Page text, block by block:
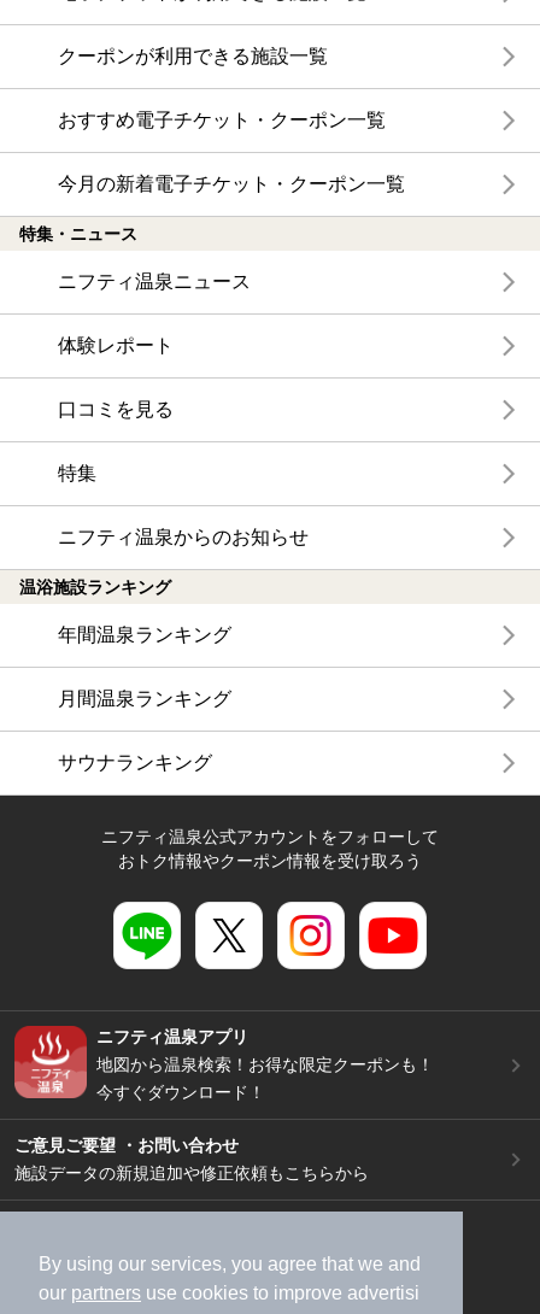
By using our services, you agree that we and
our partners use cookies to improve advertisi
クーポンが利用できる施設一覧
おすすめ電子チケット・クーポン一覧
今月の新着電子チケット・クーポン一覧
特集・ニュース
ニフティ温泉ニュース
体験レポート
口コミを見る
特集
ニフティ温泉からのお知らせ
温浴施設ランキング
年間温泉ランキング
月間温泉ランキング
サウナランキング
ニフティ温泉公式アカウントをフォローして
おトク情報やクーポン情報を受け取ろう
ニフティ温泉アプリ
地図から温泉検索！お得な限定クーポンも！
今すぐダウンロード！
ご意見ご要望 ・お問い合わせ
施設データの新規追加や修正依頼もこちらから
加盟店募集（資料請求）
広告出稿のご案内
利用規約
ライフスタイルMEMBERS+規約